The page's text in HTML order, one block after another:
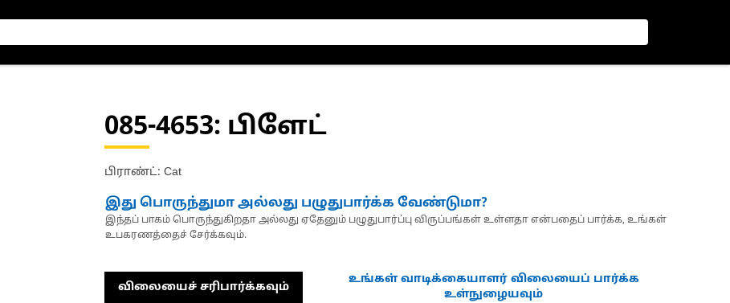
085-4653: பிளேட்
பிராண்ட்: Cat
இது பொருந்துமா அல்லது பழுதுபார்க்க வேண்டுமா?
இந்தப் பாகம் பொருந்துகிறதா அல்லது ஏதேனும் பழுதுபார்ப்பு விருப்பங்கள் உள்ளதா என்பதைப் பார்க்க, உங்கள்
உபகரணத்தைச் சேர்க்கவும்.
விலையைச் சரிபார்க்கவும்
உங்கள் வாடிக்கையாளர் விலையைப் பார்க்க
உள்நுழையவும்